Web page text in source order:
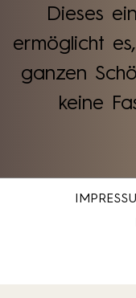
Dieses
ermöglicht
ganzen
keine